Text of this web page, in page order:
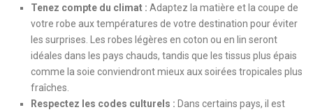
Tenez compte du climat : Adaptez la matière et la coupe de
votre robe aux températures de votre destination pour éviter
les surprises. Les robes légères en coton ou en lin seront
idéales dans les pays chauds, tandis que les tissus plus épais
comme la soie conviendront mieux aux soirées tropicales plus
fraîches.
Respectez les codes culturels : Dans certains pays, il est